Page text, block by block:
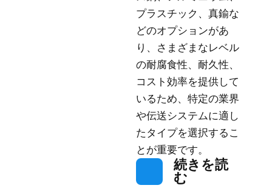
プラスチック、真鍮な
どのオプションがあ
り、さまざまなレベル
の耐腐食性、耐久性、
コスト効率を提供して
いるため、特定の業界
や伝送システムに適し
たタイプを選択するこ
とが重要です。
続きを読
む